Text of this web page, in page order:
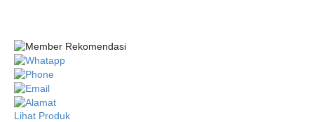
Lihat Produk